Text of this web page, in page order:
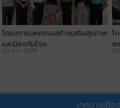
โครงการมหกรรมสร้างเสริมสุขภาพ
และป้องกันโรค
22 ก.ค. 2569
โ
พ
เทศบาลเมือ